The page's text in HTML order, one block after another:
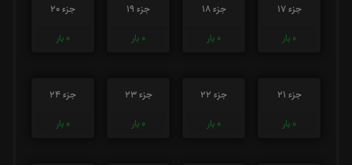
جزء 17
0 بار
جزء 18
0 بار
جزء 19
0 بار
جزء 20
0 بار
جزء 21
0 بار
جزء 22
0 بار
جزء 23
0 بار
جزء 24
0 بار